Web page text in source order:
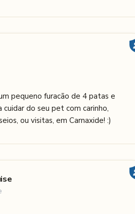
pequeno furacão de 4 patas e
cuidar do seu pet com carinho,
ou visitas, em Carnaxide! :)